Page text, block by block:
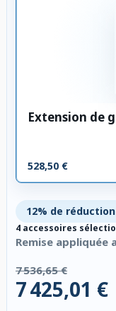
Extension de
528,50 €
12% de réduction
4 accessoires
Remise appliquée
7 536,65 €
7 425,01 €